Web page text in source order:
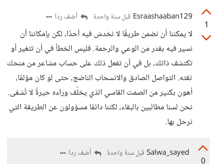
1
Esraashaaban129 قبل سنة واحدة أضف ردا
لا يمكننا أن نضمن طريقًا لا نخدش فيه أحدًا، لكن بإمكاننا أن
نسير فيه بقدر من الوعي والرحمة. فليس الخطأ في أن تتغير أو
تكتشف ذاتك، بل في أن تفعل ذلك على حساب مشاعر من منحك
ثقته. التواصل الصادق والانسحاب الناضج، حتى لو كان مؤلمًا،
أهون بكثير من الصمت القاسي الذي يخلّف وراءه حيرةً لا تُشفى.
نحن لسنا مطالبين بالبقاء، لكننا دائمًا مسؤولون عن الطريقة التي
نرحل بها.
Salwa_sayed قبل سنة واحدة أضف ردا